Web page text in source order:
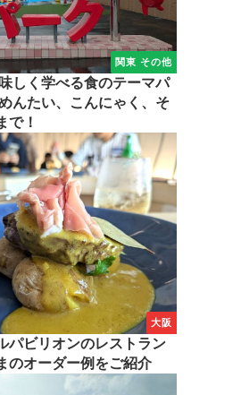
関東 その他
しく学べる食のテーマパ
んたい、こんにゃく、そ
で！
大阪
パビリオンのレストラン
のオーダー例をご紹介